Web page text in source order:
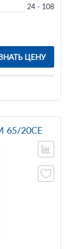
ЦЕНУ
24 - 108
65/20CE